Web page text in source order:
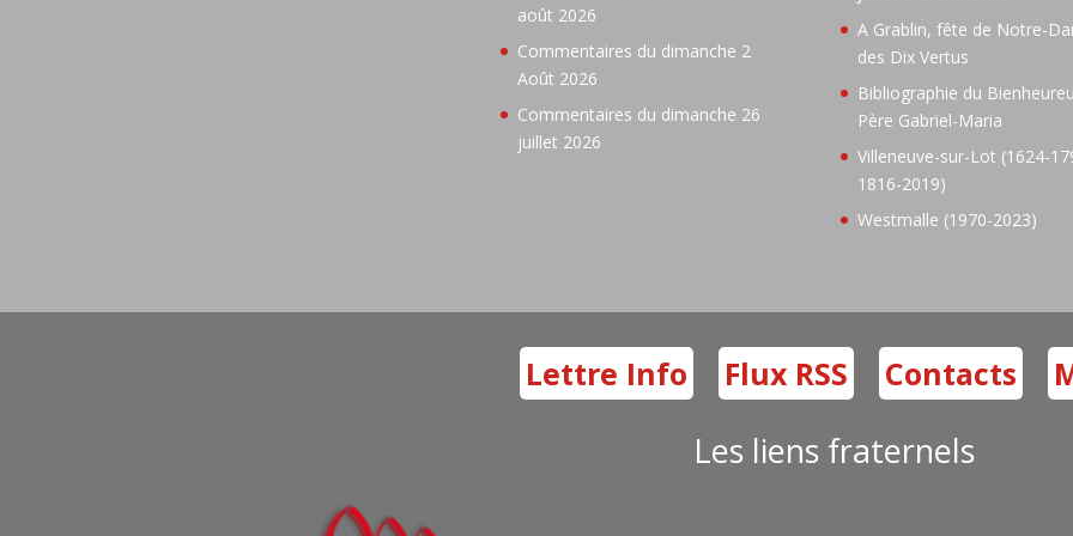
août 2026
Commentaires du dimanche 2
Août 2026
Commentaires du dimanche 26
juillet 2026
A Grablin, fête de Notre-
des Dix Vertus
Bibliographie du
Père Gabriel-Maria
Villeneuve-sur-Lot (1624-
1816-2019)
Westmalle (1970-2023)
Lettre Info Flux RSS Contacts
Les liens fraternels